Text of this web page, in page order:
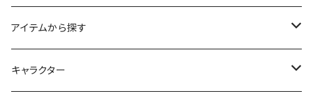
アイテムから探す
九谷焼
キャラクター